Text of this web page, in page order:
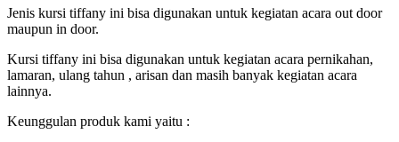
Jenis kursi tiffany ini bisa digunakan untuk kegiatan acara out door
maupun in door.
Kursi tiffany ini bisa digunakan untuk kegiatan acara pernikahan,
lamaran, ulang tahun , arisan dan masih banyak kegiatan acara
lainnya.
Keunggulan produk kami yaitu :